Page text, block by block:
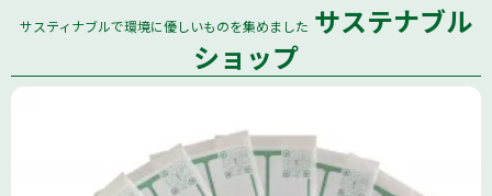
サスティナブルで環境に優しいものを集めました サステナブル
ショップ